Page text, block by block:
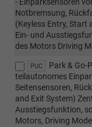
- Einparksensoren
Notbremsung,
(Keyless Entry, Start
Ein- und
des Motors Driving
PUC
Park & Go-
teilautonomes
Seitensensoren,
and Exit System)
Ausstiegsfunktion,
Motors, Driving